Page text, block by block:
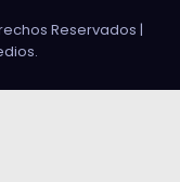
Reservados |
.